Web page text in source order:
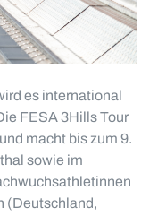
es international
FESA 3Hills Tour
macht bis zum 9.
sowie im
(Deutschland,